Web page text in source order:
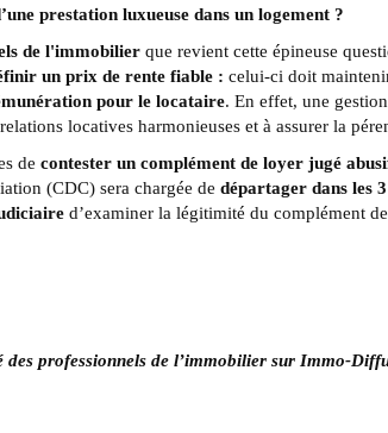
prestation luxueuse dans un logement ?
de l'immobilier que revient cette épineuse
un prix de rente fiable : celui-ci doit
pour le locataire. En effet, une
locatives harmonieuses et à assurer la
de contester un complément de loyer jugé
(CDC) sera chargée de départager dans les
d’examiner la légitimité du complément
des professionnels de l’immobilier sur Immo-